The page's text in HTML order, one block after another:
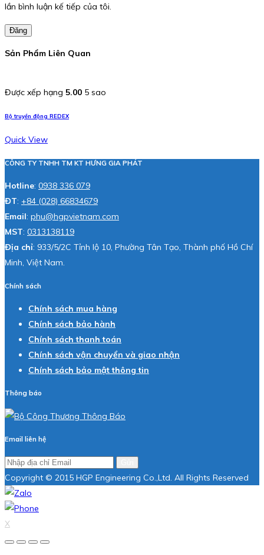
lần bình luận kế tiếp của tôi.
Đăng
Sản Phẩm Liên Quan
Được xếp hạng 5.00 5 sao
Bộ truyền động REDEX
Quick View
CÔNG TY TNHH TM KT HƯNG GIA PHÁT
Hotline: 0938 336 079
ĐT: +84 (028) 66834679
Email: phu@hgpvietnam.com
MST: 0313138119
Địa chỉ: 933/5/2C Tỉnh lộ 10, Phường Tân Tạo, Thành phố Hồ Chí
Minh, Việt Nam.
Chính sách
Chính sách mua hàng
Chính sách bảo hành
Chính sách thanh toán
Chính sách vận chuyển và giao nhận
Chính sách bảo mật thông tin
Thông báo
Email liên hệ
Copyright © 2015 HGP Engineering Co.,Ltd. All Rights Reserved
X